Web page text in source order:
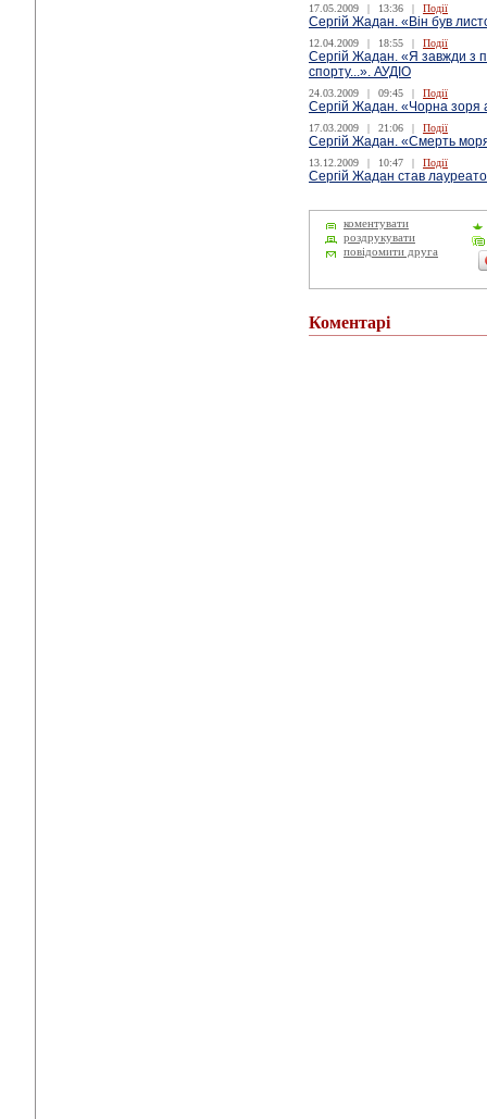
17.05.2009 | 13:36 | Події
Сергій Жадан. «Він був
12.04.2009 | 18:55 | Події
Сергій Жадан. «Я завжди з
спорту...». АУДІО
24.03.2009 | 09:45 | Події
Сергій Жадан. «Чорна зоря
17.03.2009 | 21:06 | Події
Сергій Жадан. «Смерть
13.12.2009 | 10:47 | Події
Сергій Жадан став
коментувати
роздрукувати
повідомити друга
Коментарі